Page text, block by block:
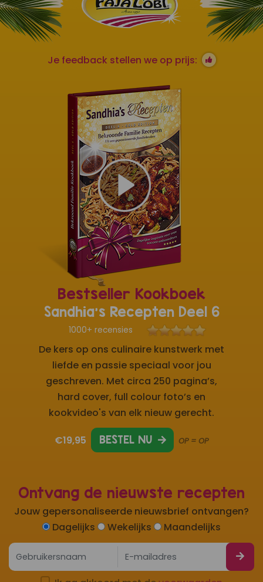
Ontvang de nieuwste recepten
Jouw gepersonaliseerde nieuwsbrief ontvangen?
Dagelijks
Wekelijks Maandelijks
Je feedback stellen we op prijs:
Bestseller Kookboek
Sandhia's Recepten Deel 6
1000+ recensies
De kers op ons culinaire kunstwerk met
liefde en passie speciaal voor jou
geschreven. Met circa 250 pagina’s,
hard cover, full colour foto’s en
kookvideo's van elk nieuw gerecht.
€19,95 BESTEL NU OP = OP